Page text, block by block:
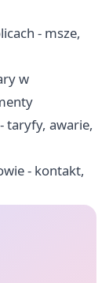
- msze,
w
taryfy, awarie,
- kontakt,